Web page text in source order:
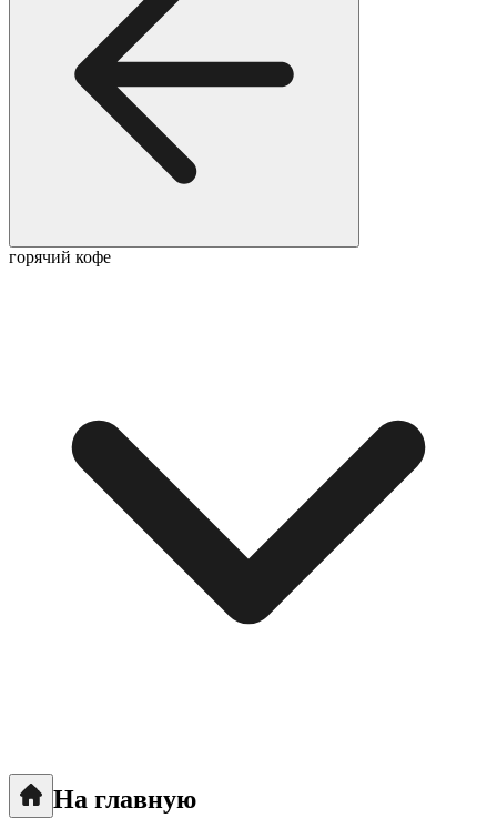
горячий кофе
На главную